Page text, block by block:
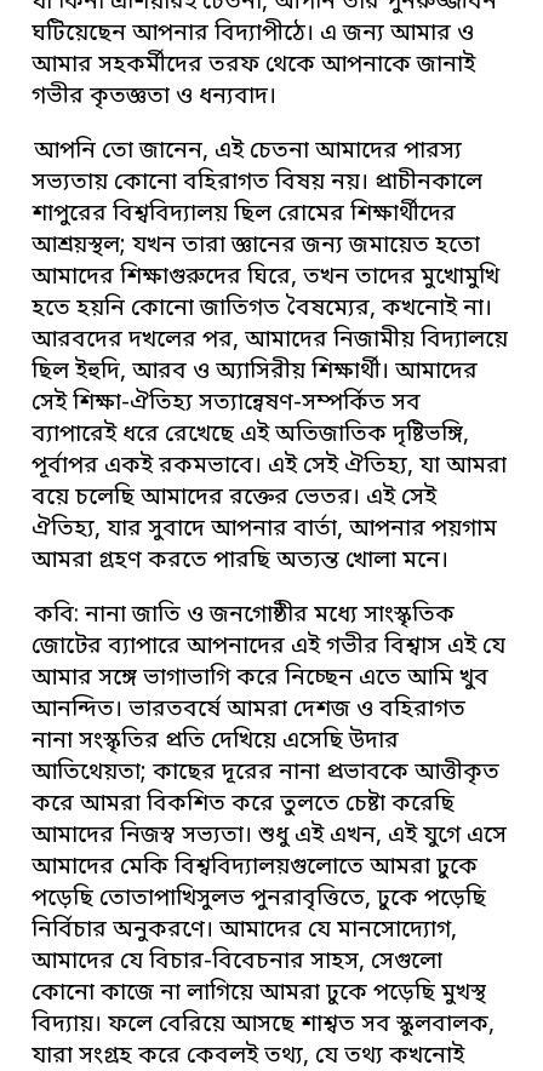
ঘটিয়েছেন আপনার বিদ্যাপীঠে। এ জন্য আমার ও
আমার সহকর্মীদের তরফ থেকে আপনাকে জানাই
গভীর কৃতজ্ঞতা ও ধন্যবাদ।
আপনি তো জানেন, এই চেতনা আমাদের পারস্য
সভ্যতায় কোনো বহিরাগত বিষয় নয়। প্রাচীনকালে
শাপুরের বিশ্ববিদ্যালয় ছিল রোমের শিক্ষার্থীদের
আশ্রয়স্থল; যখন তারা জ্ঞানের জন্য জমায়েত হতো
আমাদের শিক্ষাগুরুদের ঘিরে, তখন তাদের মুখোমুখি
হতে হয়নি কোনো জাতিগত বৈষম্যের, কখনোই না।
আরবদের দখলের পর, আমাদের নিজামীয় বিদ্যালয়ে
ছিল ইহুদি, আরব ও অ্যাসিরীয় শিক্ষার্থী। আমাদের
সেই শিক্ষা-ঐতিহ্য সত্যান্বেষণ-সম্পর্কিত সব
ব্যাপারেই ধরে রেখেছে এই অতিজাতিক দৃষ্টিভঙ্গি,
পূর্বাপর একই রকমভাবে। এই সেই ঐতিহ্য, যা আমরা
বয়ে চলেছি আমাদের রক্তের ভেতর। এই সেই
ঐতিহ্য, যার সুবাদে আপনার বার্তা, আপনার পয়গাম
আমরা গ্রহণ করতে পারছি অত্যন্ত খোলা মনে।
কবি: নানা জাতি ও জনগোষ্ঠীর মধ্যে সাংস্কৃতিক
জোটের ব্যাপারে আপনাদের এই গভীর বিশ্বাস এই যে
আমার সঙ্গে ভাগাভাগি করে নিচ্ছেন এতে আমি খুব
আনন্দিত। ভারতবর্ষে আমরা দেশজ ও বহিরাগত
নানা সংস্কৃতির প্রতি দেখিয়ে এসেছি উদার
আতিথেয়তা; কাছের দূরের নানা প্রভাবকে আত্তীকৃত
করে আমরা বিকশিত করে তুলতে চেষ্টা করেছি
আমাদের নিজস্ব সভ্যতা। শুধু এই এখন, এই যুগে এসে
আমাদের মেকি বিশ্ববিদ্যালয়গুলোতে আমরা ঢুকে
পড়েছি তোতাপাখিসুলভ পুনরাবৃত্তিতে, ঢুকে পড়েছি
নির্বিচার অনুকরণে। আমাদের যে মানসোদ্যোগ,
আমাদের যে বিচার-বিবেচনার সাহস, সেগুলো
কোনো কাজে না লাগিয়ে আমরা ঢুকে পড়েছি মুখস্থ
বিদ্যায়। ফলে বেরিয়ে আসছে শাশ্বত সব স্কুলবালক,
যারা সংগ্রহ করে কেবলই তথ্য, যে তথ্য কখনোই